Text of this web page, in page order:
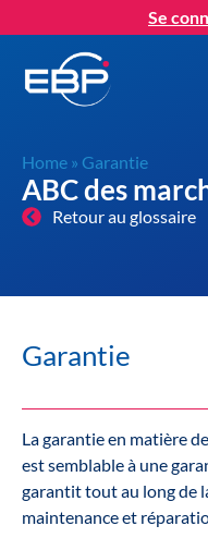
Se
Home » Garantie
ABC des
Retour au glossaire
Garantie
La garantie en matière
est semblable à une
garantit tout au long de
maintenance et